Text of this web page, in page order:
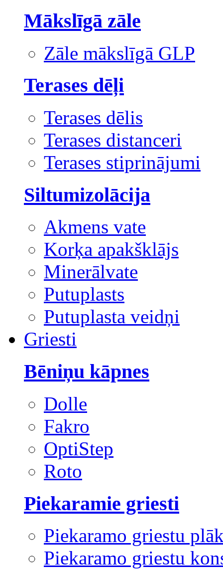
Mākslīgā zāle
Zāle mākslīgā GLP
Terases dēļi
Terases dēlis
Terases distanceri
Terases stiprinājumi
Siltumizolācija
Akmens vate
Korķa apakšklājs
Minerālvate
Putuplasts
Putuplasta veidņi
Griesti
Bēniņu kāpnes
Dolle
Fakro
OptiStep
Roto
Piekaramie griesti
Piekaramo griestu
Piekaramo griestu